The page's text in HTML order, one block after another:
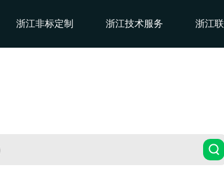
浙江非标定制 浙江技术服务 浙江